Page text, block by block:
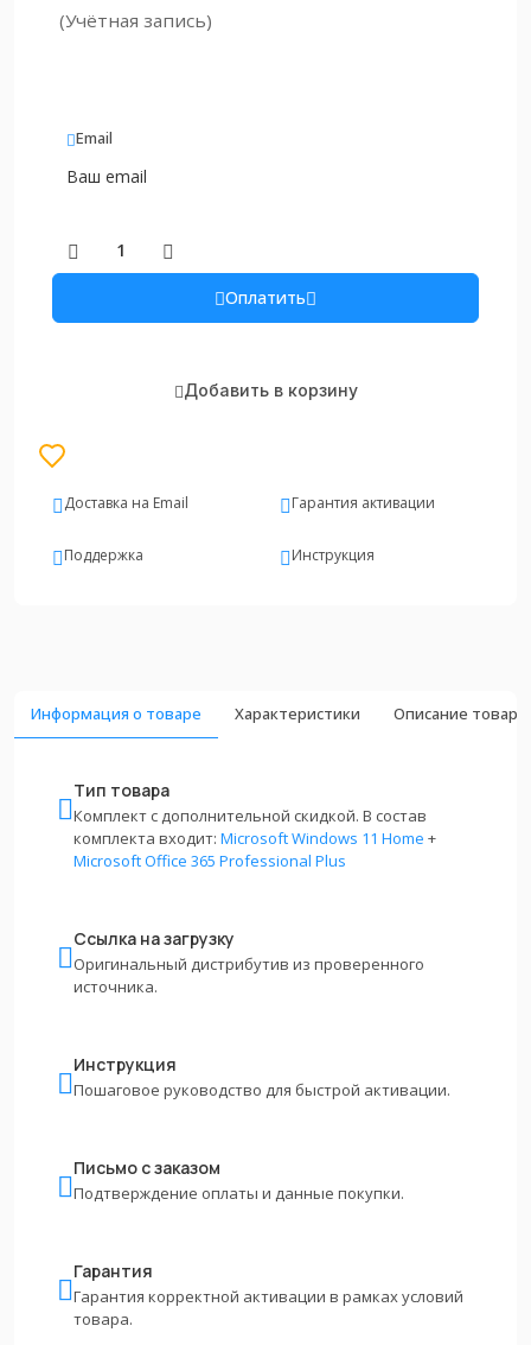
(Учётная запись)
Email
Оплатить
Добавить в корзину
Доставка на Email Гарантия активации
Поддержка Инструкция
Информация о товаре Характеристики Описание товара
Тип товара
Комплект с дополнительной скидкой. В состав
комплекта входит: Microsoft Windows 11 Home +
Microsoft Office 365 Professional Plus
Ссылка на загрузку
Оригинальный дистрибутив из проверенного
источника.
Инструкция
Пошаговое руководство для быстрой активации.
Письмо с заказом
Подтверждение оплаты и данные покупки.
Гарантия
Гарантия корректной активации в рамках условий
товара.